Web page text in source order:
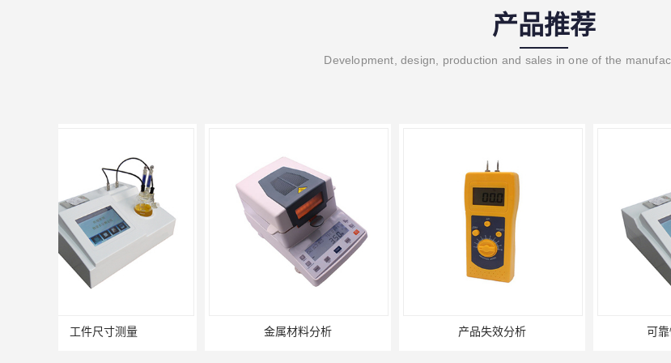
产品推荐
Development, design, production and sales in one of the
金属材料分析 产品失效分析 可靠性环境试验